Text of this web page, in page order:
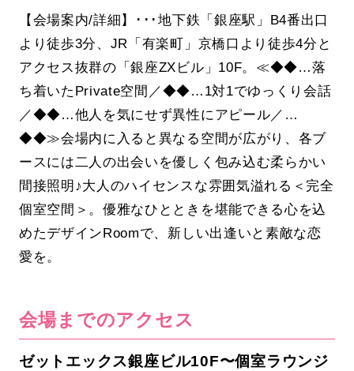
【会場案内/詳細】･･･地下鉄「銀座駅」B4番出口
より徒歩3分、JR「有楽町」京橋口より徒歩4分と
アクセス抜群の「銀座ZXビル」10F。≪◆◆…落
ち着いたPrivate空間／◆◆…1対1でゆっくり会話
／◆◆…他人を気にせず異性にアピール／…
◆◆≫会場内に入ると異なる空間が広がり、各ブ
ースには二人の出会いを優しく包み込む柔らかい
間接照明♪大人のハイセンスな雰囲気溢れる＜完全
個室空間＞。優雅なひとときを堪能できる心を込
めたデザインRoomで、新しい出逢いと素敵な恋
愛を。
会場までのアクセス
ゼットエックス銀座ビル10F〜個室ラウンジ